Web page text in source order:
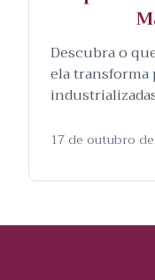
Descubra o
ela transforma
processo.
17 de outubro